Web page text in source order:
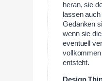
heran, sie
lassen
Gedanken
wenn sie
eventuell
entsteht.